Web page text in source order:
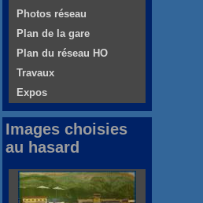
Photos réseau
Plan de la gare
Plan du réseau HO
Travaux
Expos
Images choisies
au hasard